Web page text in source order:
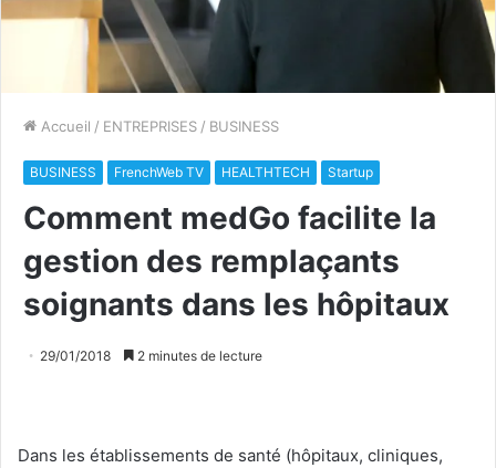
Accueil / ENTREPRISES / BUSINESS
BUSINESS FrenchWeb TV HEALTHTECH Startup
Comment medGo facilite la
gestion des remplaçants
soignants dans les hôpitaux
29/01/2018 2 minutes de lecture
Dans les établissements de santé (hôpitaux, cliniques,